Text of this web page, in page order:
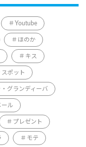
Youtube
ほのか
キス
スポット
・グランディーバ
ール
プレゼント
モテ